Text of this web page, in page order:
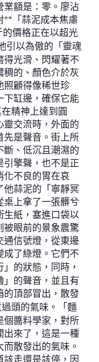
業額是：零。廖沾
**「蒜泥成本焦慮
價格正在以超光
引以為傲的「靈魂
得光滑、閃耀著不
稠的、顏色介於灰
照顧得像稀世珍
下缸邊，確保它能
精神上達到圓
靈交流時，外面的
先是聲音。街上所
斷、低沉且潮濕的
擎聲，也不是正
化不良的胃在哀
他蒜泥的「寧靜冥
桌上拿了一張髒兮
生紙，塞進口袋以
被眼前的景象震驚
通信號燈，從東邊
成了綠燈。它們不
的狀態，同時，
」的聲音，並且有
的頂部冒出，散發
頭的氣味。「麵
個醬料學家，對所
出來了，這是一種
散發出的氣味。
走還是該停，因